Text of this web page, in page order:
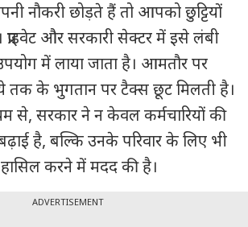
नौकरी छोड़ते हैं तो आपको छुट्टियों
और सरकारी सेक्टर में इसे लंबी
में लाया जाता है। आमतौर पर
के भुगतान पर टैक्स छूट मिलती है।
से, सरकार ने न केवल कर्मचारियों की
है, बल्कि उनके परिवार के लिए भी
हासिल करने में मदद की है।
ADVERTISEMENT